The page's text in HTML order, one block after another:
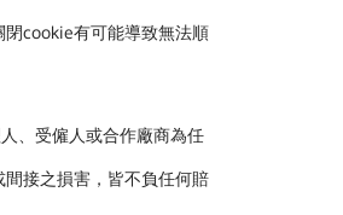
cookie有可能導致無法順
、受僱人或合作廠商為任
接之損害，皆不負任何賠